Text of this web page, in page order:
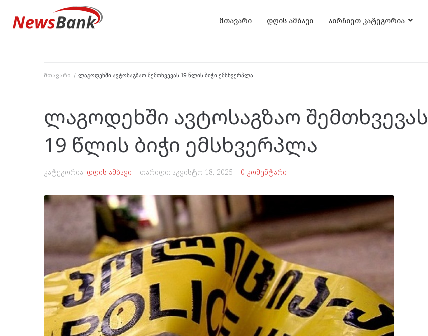
მთავარი დღის ამბავი აირჩიეთ კატეგორია
მთავარი / ლაგოდეხში ავტოსაგზაო შემთხვევას 19 წლის ბიჭი ემსხვერპლა
ლაგოდეხში ავტოსაგზაო შემთხვევას
19 წლის ბიჭი ემსხვერპლა
კატეგორია: დღის ამბავი თარიღი: აგვისტო 18, 2025 0 კომენტარი